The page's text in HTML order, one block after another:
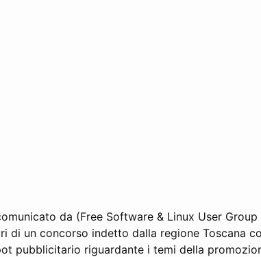
da (Free Software & Linux User
di un concorso indetto dalla regione Toscana
pubblicitario riguardante i temi della